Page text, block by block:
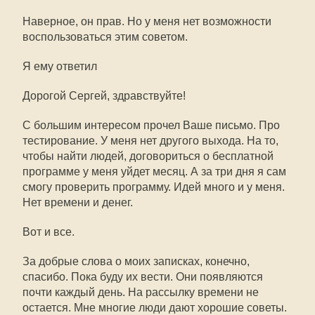
Наверное, он прав. Но у меня нет возможности
воспользоваться этим советом.
Я ему ответил
Дорогой Сергей, здравствуйте!
С большим интересом прочел Ваше письмо. Про
тестирование. У меня нет другого выхода. На то,
чтобы найти людей, договориться о бесплатной
программе у меня уйдет месяц. А за три дня я сам
смогу проверить программу. Идей много и у меня.
Нет времени и денег.
Вот и все.
За добрые слова о моих записках, конечно,
спасибо. Пока буду их вести. Они появляются
почти каждый день. На рассылку времени не
остается. Мне многие люди дают хорошие советы.